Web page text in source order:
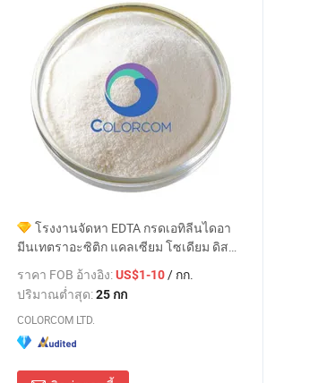
โรงงานจัดหา EDTA กรดเอทิลีนไดอา
มีนเทตราอะซิติก แคลเซียม โซเดียม ดิส
โซเดียม เกลือไฮเดรต CAS 23411-34-9
ราคา FOB อ้างอิง:US$1-10/ กก.
ปริมาณต่ำสุด:25 กก
COLORCOM LTD.